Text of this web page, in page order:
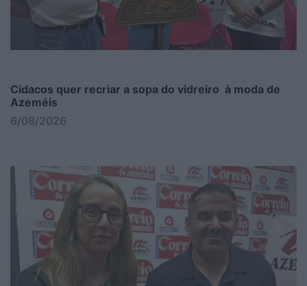
Cidacos quer recriar a sopa do vidreiro à moda de
Azeméis
6/08/2026